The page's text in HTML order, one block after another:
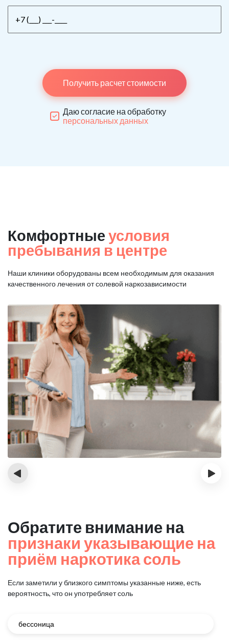
Получить расчет стоимости
Даю согласие на обработку
персональных данных
Комфортные условия
пребывания в центре
Наши клиники оборудованы всем необходимым для оказания
качественного лечения от солевой наркозависимости
‹ ›
Обратите внимание на
признаки указывающие на
приём наркотика соль
Если заметили у близкого симптомы указанные ниже, есть
вероятность, что он употребляет соль
бессоница